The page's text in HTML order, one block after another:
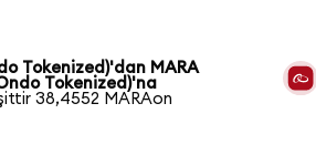
Tokenized)'dan MARA
Tokenized)'na
38,4552 MARAon